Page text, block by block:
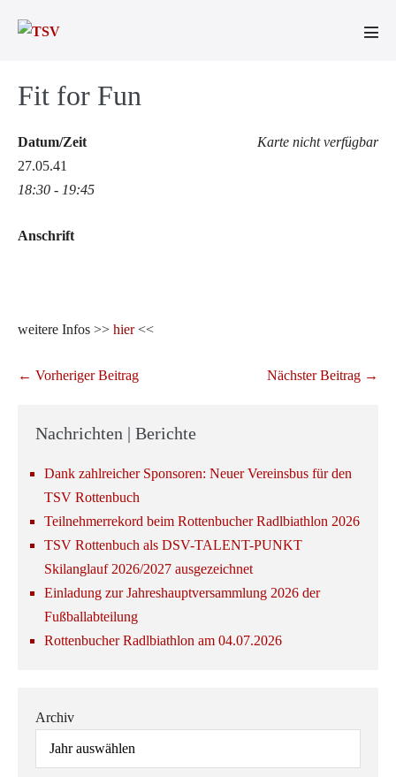
Inhalt
Fit for Fun
Karte nicht verfügbar
Datum/Zeit
27.05.41
18:30 - 19:45
Anschrift
weitere Infos >> hier<<
Beitragsnavigation
← Vorheriger Beitrag Nächster Beitrag →
Nachrichten | Berichte
Dank zahlreicher Sponsoren: Neuer Vereinsbus für den
TSV Rottenbuch
Teilnehmerrekord beim Rottenbucher Radlbiathlon 2026
TSV Rottenbuch als DSV-TALENT-PUNKT
Skilanglauf 2026/2027 ausgezeichnet
Einladung zur Jahreshauptversammlung 2026 der
Fußballabteilung
Rottenbucher Radlbiathlon am 04.07.2026
Archiv